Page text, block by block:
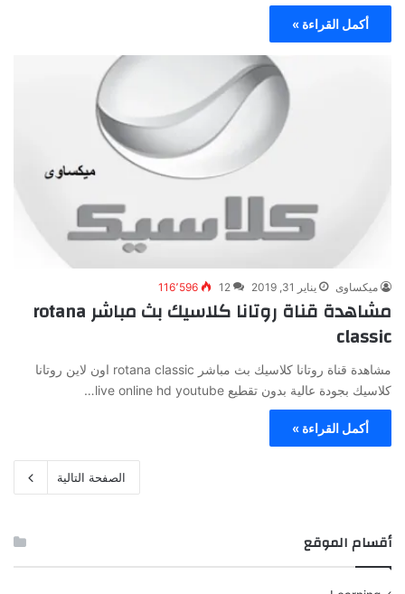
أكمل القراءة »
ميكساوى يناير 31, 2019 12 116٬596
مشاهدة قناة روتانا كلاسيك بث مباشر rotana
classic
مشاهدة قناة روتانا كلاسيك بث مباشر rotana classic اون لاين روتانا
كلاسيك بجودة عالية بدون تقطيع live online hd youtube…
أكمل القراءة »
الصفحة التالية
أقسام الموقع